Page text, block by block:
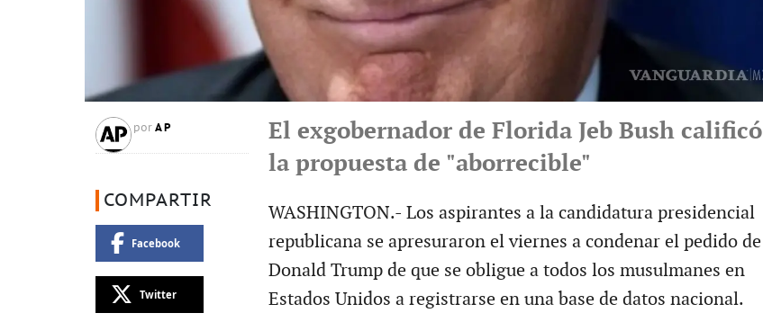
por AP
COMPARTIR
Facebook
Twitter
El exgobernador de Florida Jeb Bush calificó
la propuesta de "aborrecible"
WASHINGTON.- Los aspirantes a la candidatura presidencial
republicana se apresuraron el viernes a condenar el pedido de
Donald Trump de que se obligue a todos los musulmanes en
Estados Unidos a registrarse en una base de datos nacional.